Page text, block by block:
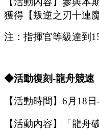
獲得【叛逆之刃十連
注：指揮官等級達到
◆活動復刻-龍舟競速
【活動時間】 6月 18 日
【活動內容】 「 龍舟